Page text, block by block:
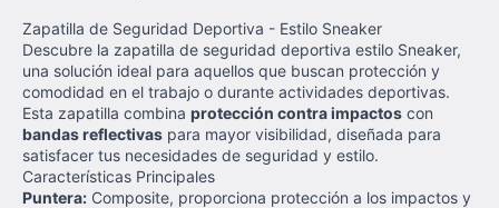
Zapatilla de Seguridad Deportiva - Estilo Sneaker
Descubre la zapatilla de seguridad deportiva estilo Sneaker,
una solución ideal para aquellos que buscan protección y
comodidad en el trabajo o durante actividades deportivas.
Esta zapatilla combina protección contra impactos con
bandas reflectivas para mayor visibilidad, diseñada para
satisfacer tus necesidades de seguridad y estilo.
Características Principales
Puntera: Composite, proporciona protección a los impactos y